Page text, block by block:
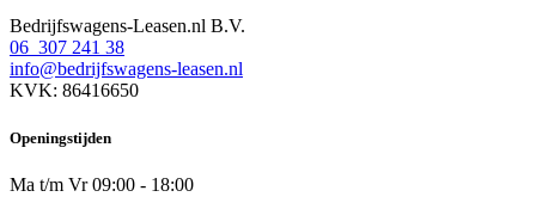
Bedrijfswagens-Leasen.nl B.V.
06 307 241 38
info@bedrijfswagens-leasen.nl
KVK: 86416650
Openingstijden
Ma t/m Vr 09:00 - 18:00